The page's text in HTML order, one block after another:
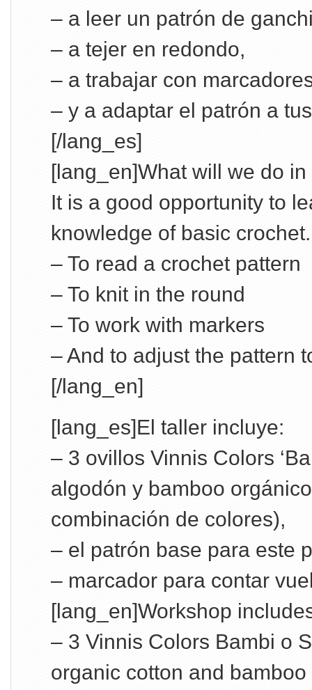
– a leer un patrón de
– a tejer en redondo,
– a trabajar con
– y a adaptar el patrón a
[/lang_es]
[lang_en]What will we do
It is a good opportunity to
knowledge of basic crochet.
– To read a crochet pattern
– To knit in the round
– To work with markers
– And to adjust the pattern
[/lang_en]
[lang_es]El taller incluye:
– 3 ovillos Vinnis Colors
algodón y bamboo
combinación de colores),
– el patrón base para este
– marcador para contar
[lang_en]Workshop
– 3 Vinnis Colors Bambi o
organic cotton and